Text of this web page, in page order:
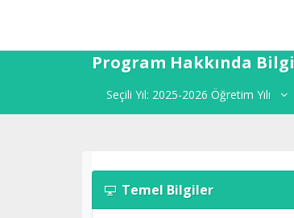
Program Hakkında Bilgi
Seçili Yıl: 2025-2026 Öğretim Yılı
Temel Bilgiler